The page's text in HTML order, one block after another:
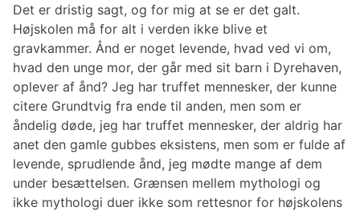
Det er dristig sagt, og for mig at se er det galt.
Højskolen må for alt i verden ikke blive et
gravkammer. Ånd er noget levende, hvad ved vi om,
hvad den unge mor, der går med sit barn i Dyrehaven,
oplever af ånd? Jeg har truffet mennesker, der kunne
citere Grundtvig fra ende til anden, men som er
åndelig døde, jeg har truffet mennesker, der aldrig har
anet den gamle gubbes eksistens, men som er fulde af
levende, sprudlende ånd, jeg mødte mange af dem
under besættelsen. Grænsen mellem mythologi og
ikke mythologi duer ikke som rettesnor for højskolens